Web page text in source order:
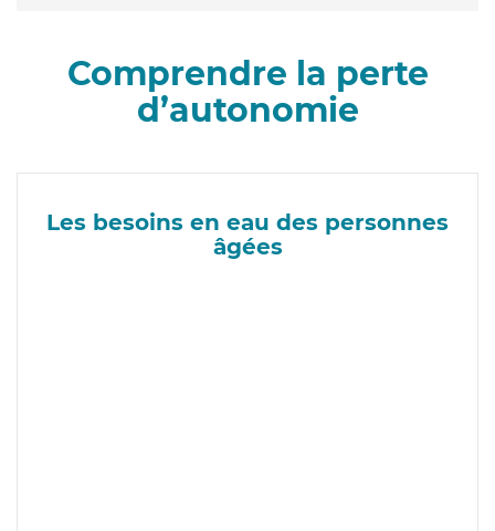
Comprendre la perte
d’autonomie
Les besoins en eau des personnes
âgées